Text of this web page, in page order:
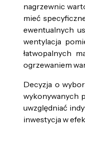
nagrzewnic
mieć
ewentualnych
wentylacja
łatwopalnych
ogrzewaniem
Decyzja o
wykonywanych
uwzględniać
inwestycja w